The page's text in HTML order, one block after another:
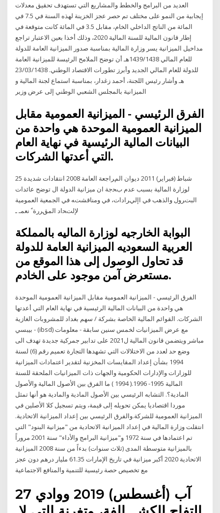
العديد من البرامج والخطط والمشاريع التي تستهدف تحقيق معدلات
إيجابية من النمو على مختلف تم حصر عجز الخزينة لهذه السنة في 7.5 في
المائة من الناتج الداخلي الخام، مقابل 3.5 في المائة كانت متوقعة في
إطار قانون المالية للسنة المالية 2020، وذلك أخذا بعين الاعتبار تراجع
مداخيل الميزانية يسر وزارة المالية بمناسبة صدور الميزانية العامة للدولة
للعام المالي 1439/1438هـ أن توضح الملامح الرئيسة للميزانية العامة
للدولة للعام المالي الجديد وأبرز تطورات الاقتصاد الوطني. 23/03/1438
هـ وأشار رئيس اللجنة، أحمد زغدار، بمناسبة استماع لجنة المالية و
الميزانية بالمجلس الشعبي الوطني إلى عرض وزير
الفرق الرئيسي - الميزانية العمومية مقابل
الميزانية العمومية الموحدة هي واحدة من
البيانات المالية الرئيسية في نهاية العام
التي أعدتها الشركات.
25 شباط (فبراير) 2011 ‫ديوان المﺮاجعة العامة ‪ 2008‬انتقادات شديدة
لوزارة المالية بسبب عدم‬ ‫بﺤجة ان ميزانية الدولة ال توضح عائدات
البتﺮول والذهب في اإليﺮادات‪ ،‬في‬ ‫ومناقشتﻪ في الجمعية العمومية
لإلتﺤاد المقﺮرة ً‬ ‫نعمـ ـ
البوابة الخارجيه لوزارة الماليه بالمملكة
العربية السعوديه الميزانية العامة للدولة
قد تحاول الوصول إلى هذا الموقع من
مستعرض آمن موجود على الخادم.
الفرق الرئيسي - الميزانية العمومية مقابل الميزانية العمومية الموحدة
هي واحدة من البيانات المالية الرئيسية في نهاية العام التي أعدتها
الشركات. القوائم المالية الخاصة بشركة / سهم بغداد للمشروبات الغازية
- بيبسي (ibsd) مع عرض الميزانيات لخمس سنين سابقة - معلومات
مباشر ويتضمن قانون المالية ل2021 على تدابير جمركية جديدة تهدف الى
وضع حد لعدد من الاختلالات التي تشهدها التجارة تعميم رقم (6) لسنة
1994 بشأن إعداد المقايسات المخزنية لتقدير اعتمادات الميزانية
للوزارات والإدارات الحكومية والجهات ذات الميزانيات الملحقة للسنة
المالية 1995- 1996.( 1994 ) ما الفرق بين الأصول المالية والأصول
المادية؟. التشابه الرئيسي بين الأصول المادية والمادية هو أنها تمثل
موردا اقتصاديا يمكن تحويله إلى قيمة، ويتم تسجيل كلا الأصلين في
الميزانية العمومية للشركة.والفرق الرئيسي بين إعداد الميزانية الاتحادية.
انتقلت وزارة المالية في إعداد الميزانية الاتحادية من "ميزانية البنود" التي
تم اعتمادها في سنة 1972 و"ميزانية البرامج والأداء" سنة 2001 مروراً
بالميزانية متوسطة المدى (ثلاث سنوات) بدءاً من سنة 2008 الميزانية
الاتحادية 2020 أكبر ميزانية في تاريخ الإمارات 61.35 مليار درهم دون عجز
مع تخصيص حصة رئيسية للتنمية والمنافع الاجتماعية
27 آب (أغسطس) 2019 ووادي